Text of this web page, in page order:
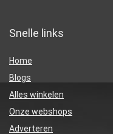
Snelle links
Home
Blogs
Alles winkelen
Onze webshops
Adverteren